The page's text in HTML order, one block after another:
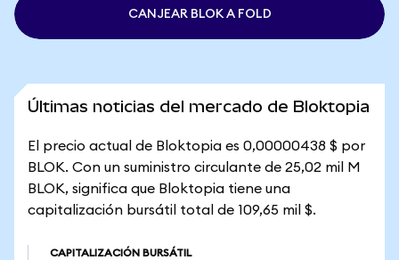
CANJEAR BLOK A FOLD
Últimas noticias del mercado de Bloktopia
El precio actual de Bloktopia es 0,00000438 $ por
BLOK. Con un suministro circulante de 25,02 mil M
BLOK, significa que Bloktopia tiene una
capitalización bursátil total de 109,65 mil $.
CAPITALIZACIÓN BURSÁTIL